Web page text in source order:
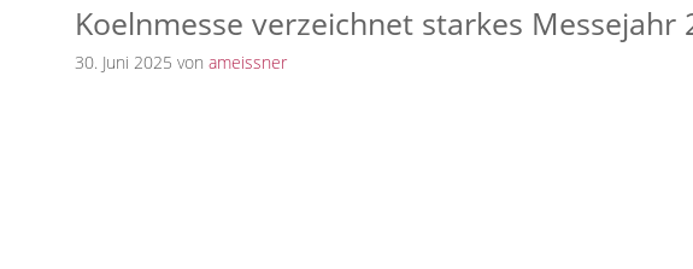
Koelnmesse verzeichnet starkes
30. Juni 2025 von ameissner